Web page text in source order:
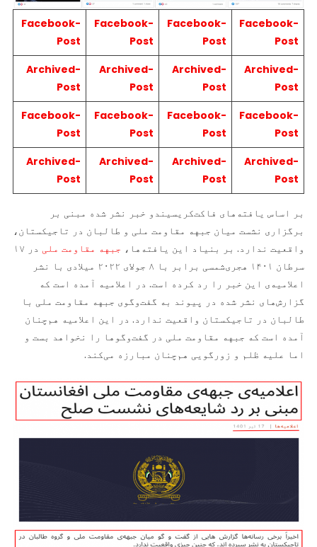
Facebook-
Post
Facebook-
Post
Facebook-
Post
Facebook-
Post
Archived-
Post
Archived-
Post
Archived-
Post
Archived-
Post
Facebook-
Post
Facebook-
Post
Facebook-
Post
Facebook-
Post
Archived-
Post
Archived-
Post
Archived-
Post
Archived-
Post
بر اساس یافته‌های فاکت‌کریسیندو خبر نشر شده مبنی بر
برگزاری نشست میان جبهه مقاومت ملی و طالبان در تاجیکستان،
واقعیت ندارد. بر بنیاد این یافته‌ها، جبهه مقاومت ملی
در ۱۷
سرطان ۱۴۰۱ هجری‌شمسی برابر با ۸ جولای ۲۰۲۲ میلادی با نشر
اعلامیه‌ی این خبر را رد کرده است. در اعلامیه آمده است که
گزارش‌های نشر شده در پیوند به گفت‌وگوی جبهه مقاومت ملی با
طالبان در تاجیکستان واقعیت ندارد. در این اعلامیه هم‌چنان
آمده است که جبهه مقاومت ملی در گفت‌وگوها را نخواهد بست و
اما علیه ظلم و زورگویی هم‌چنان مبارزه می‌کند.